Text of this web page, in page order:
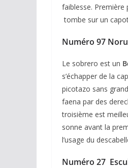
faiblesse.
tombe sur un
Numéro 97
Le sobrero est un
s’échapper de la
picotazo sans
faena par des
troisième est
sonne avant la
l’usage du
Numéro 27